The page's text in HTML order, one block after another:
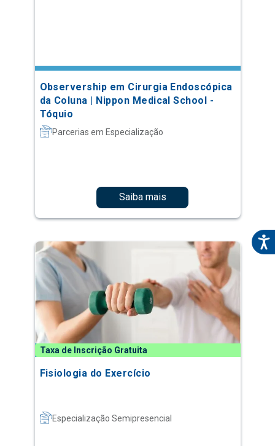
Observership em Cirurgia Endoscópica
da Coluna | Nippon Medical School -
Tóquio
Parcerias em Especialização
Saiba mais
Taxa de Inscrição Gratuita
Fisiologia do Exercício
Especialização Semipresencial